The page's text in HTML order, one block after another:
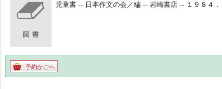
児童書 -- 日本作文の会／編 -- 岩崎書店 -- １９８４
予約かごへ